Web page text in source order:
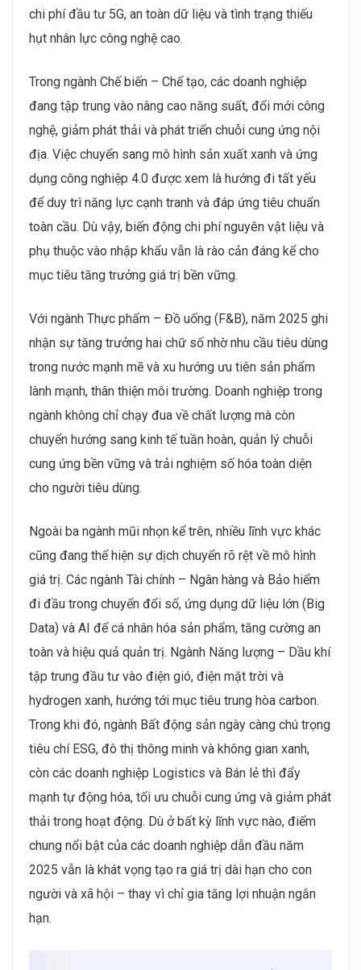
chi phí đầu tư 5G, an toàn dữ liệu và tình trạng thiếu
hụt nhân lực công nghệ cao.
Trong ngành Chế biến – Chế tạo, các doanh nghiệp
đang tập trung vào nâng cao năng suất, đổi mới công
nghệ, giảm phát thải và phát triển chuỗi cung ứng nội
địa. Việc chuyển sang mô hình sản xuất xanh và ứng
dụng công nghiệp 4.0 được xem là hướng đi tất yếu
để duy trì năng lực cạnh tranh và đáp ứng tiêu chuẩn
toàn cầu. Dù vậy, biến động chi phí nguyên vật liệu và
phụ thuộc vào nhập khẩu vẫn là rào cản đáng kể cho
mục tiêu tăng trưởng giá trị bền vững.
Với ngành Thực phẩm – Đồ uống (F&B), năm 2025 ghi
nhận sự tăng trưởng hai chữ số nhờ nhu cầu tiêu dùng
trong nước mạnh mẽ và xu hướng ưu tiên sản phẩm
lành mạnh, thân thiện môi trường. Doanh nghiệp trong
ngành không chỉ chạy đua về chất lượng mà còn
chuyển hướng sang kinh tế tuần hoàn, quản lý chuỗi
cung ứng bền vững và trải nghiệm số hóa toàn diện
cho người tiêu dùng.
Ngoài ba ngành mũi nhọn kể trên, nhiều lĩnh vực khác
cũng đang thể hiện sự dịch chuyển rõ rệt về mô hình
giá trị. Các ngành Tài chính – Ngân hàng và Bảo hiểm
đi đầu trong chuyển đổi số, ứng dụng dữ liệu lớn (Big
Data) và AI để cá nhân hóa sản phẩm, tăng cường an
toàn và hiệu quả quản trị. Ngành Năng lượng – Dầu khí
tập trung đầu tư vào điện gió, điện mặt trời và
hydrogen xanh, hướng tới mục tiêu trung hòa carbon.
Trong khi đó, ngành Bất động sản ngày càng chú trọng
tiêu chí ESG, đô thị thông minh và không gian xanh,
còn các doanh nghiệp Logistics và Bán lẻ thì đẩy
mạnh tự động hóa, tối ưu chuỗi cung ứng và giảm phát
thải trong hoạt động. Dù ở bất kỳ lĩnh vực nào, điểm
chung nổi bật của các doanh nghiệp dẫn đầu năm
2025 vẫn là khát vọng tạo ra giá trị dài hạn cho con
người và xã hội – thay vì chỉ gia tăng lợi nhuận ngắn
hạn.